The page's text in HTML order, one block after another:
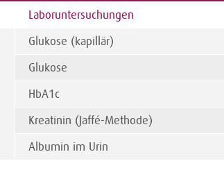
Laboruntersuchungen
Glukose (kapillär)
Glukose
HbA1c
Kreatinin (Jaffé-Methode)
Albumin im Urin